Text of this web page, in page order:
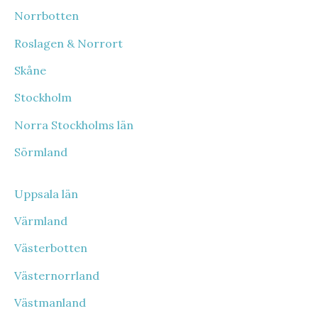
Norrbotten
Roslagen & Norrort
Skåne
Stockholm
Norra Stockholms län
Sörmland
Uppsala län
Värmland
Västerbotten
Västernorrland
Västmanland